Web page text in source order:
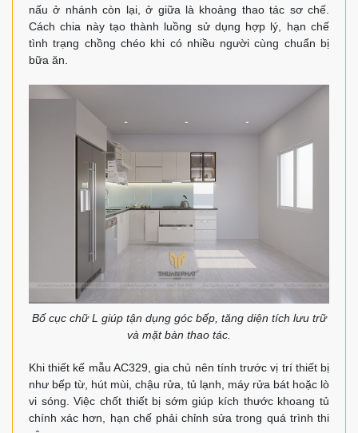
nấu ở nhánh còn lại, ở giữa là khoảng thao tác sơ chế.
Cách chia này tạo thành luồng sử dụng hợp lý, hạn chế
tình trạng chồng chéo khi có nhiều người cùng chuẩn bị
bữa ăn.
Bố cục chữ L giúp tận dụng góc bếp, tăng diện tích lưu trữ
và mặt bàn thao tác.
Khi thiết kế mẫu AC329, gia chủ nên tính trước vị trí thiết bị
như bếp từ, hút mùi, chậu rửa, tủ lạnh, máy rửa bát hoặc lò
vi sóng. Việc chốt thiết bị sớm giúp kích thước khoang tủ
chính xác hơn, hạn chế phải chỉnh sửa trong quá trình thi